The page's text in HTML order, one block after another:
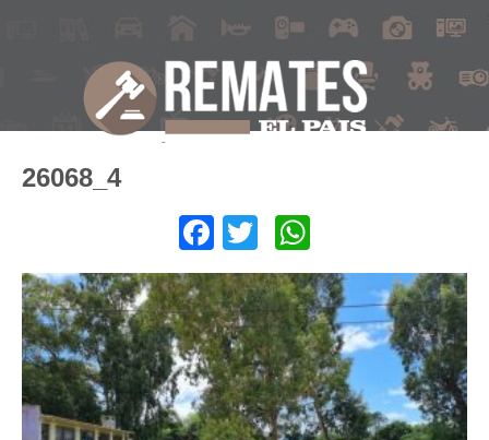
26068_4
Facebook
Twitter